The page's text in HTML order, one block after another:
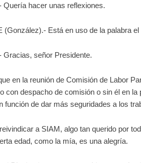
hacer unas reflexiones.
Está en uso de la palabra el
Gracias, señor Presidente.
en la reunión de Comisión de Labor
con despacho de comisión o sin él en
función de dar más seguridades a los
a SIAM, algo tan querido por
edad, como la mía, es una alegría.